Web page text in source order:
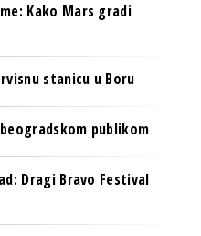
Kako Mars gradi
stanicu u Boru
beogradskom publikom
Dragi Bravo Festival